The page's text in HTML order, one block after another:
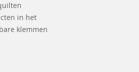
in het
klemmen